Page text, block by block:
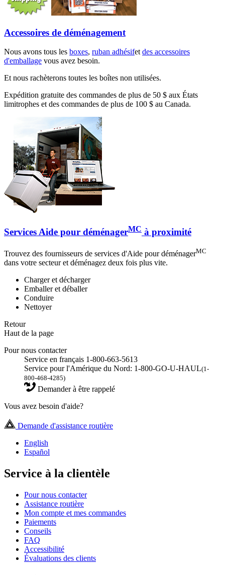
Accessoires de déménagement
Nous avons tous les boxes, ruban adhésifetdes accessoires
d'emballage vous avez besoin.
Et nous rachèterons toutes les boîtes non utilisées.
Expédition gratuite des commandes de plus de 50 $ aux États
limitrophes et des commandes de plus de 100 $ au Canada.
Services Aide pour déménagerMC à proximité
Trouvez des fournisseurs de services d'Aide pour déménagerMC
dans votre secteur et déménagez deux fois plus vite.
Charger et décharger
Emballer et déballer
Conduire
Nettoyer
Retour
Haut de la page
Pour nous contacter
Service en français 1-800-663-5613
Service pour l'Amérique du Nord: 1-800-GO-U-HAUL(1-
800-468-4285)
Demander à être rappelé
Vous avez besoin d'aide?
Demande d'assistance routière
English
Español
Service à la clientèle
Pour nous contacter
Assistance routière
Mon compte et mes commandes
Paiements
Conseils
FAQ
Accessibilité
Évaluations des clients